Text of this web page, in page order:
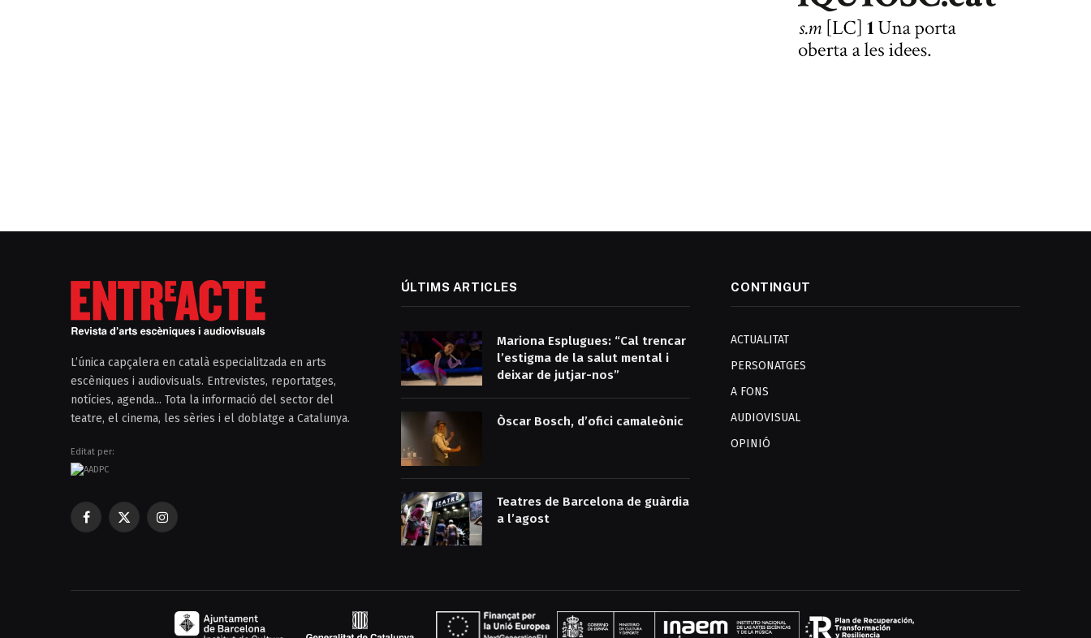
L’única capçalera en català especialitzada en arts
escèniques i audiovisuals. Entrevistes, reportatges,
notícies, agenda... Tota la informació del sector del
teatre, el cinema, les sèries i el doblatge a Catalunya.
Editat per:
Facebook
X
Instagram
ÚLTIMS ARTICLES
Mariona Esplugues: “Cal trencar
l’estigma de la salut mental i
deixar de jutjar-nos”
Òscar Bosch, d’ofici camaleònic
Teatres de Barcelona de guàrdia
a l’agost
CONTINGUT
ACTUALITAT
PERSONATGES
A FONS
AUDIOVISUAL
OPINIÓ